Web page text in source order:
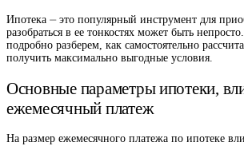
Ипотека ⏤ это популярный инструмент для
разобраться в ее тонкостях может быть
подробно разберем, как самостоятельно
получить максимально выгодные условия.
Основные параметры ипотеки,
ежемесячный платеж
На размер ежемесячного платежа по ипотеке